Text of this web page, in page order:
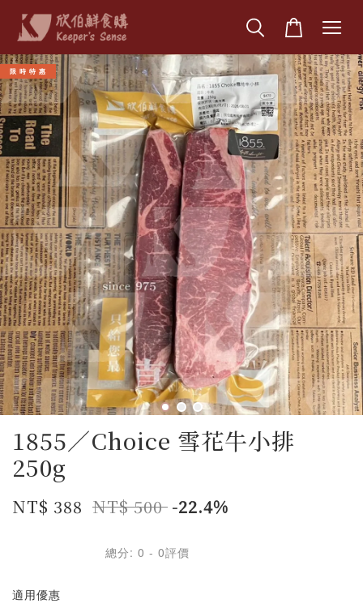
限 時 特 惠
1855／Choice 雪花牛小排
250g
NT$ 388 NT$ 500 -22.4%
總分: 0 - 0評價
適用優惠